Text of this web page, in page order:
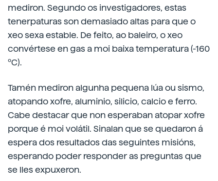
mediron. Segundo os investigadores, estas
tenerpaturas son demasiado altas para que o
xeo sexa estable. De feito, ao baleiro, o xeo
convértese en gas a moi baixa temperatura (-160
ºC).
Tamén mediron algunha pequena lúa ou sismo,
atopando xofre, aluminio, silicio, calcio e ferro.
Cabe destacar que non esperaban atopar xofre
porque é moi volátil. Sinalan que se quedaron á
espera dos resultados das seguintes misións,
esperando poder responder as preguntas que
se lles expuxeron.